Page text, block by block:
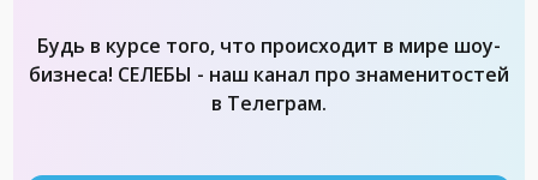
Будь в курсе того, что происходит в мире шоу-
бизнеса! СЕЛЕБЫ - наш канал про знаменитостей
в Телеграм.